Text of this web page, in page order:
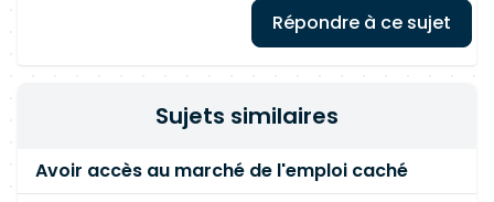
Répondre à ce sujet
Sujets similaires
Avoir accès au marché de l'emploi caché